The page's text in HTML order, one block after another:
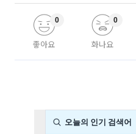
좋아요
0
화나요
0